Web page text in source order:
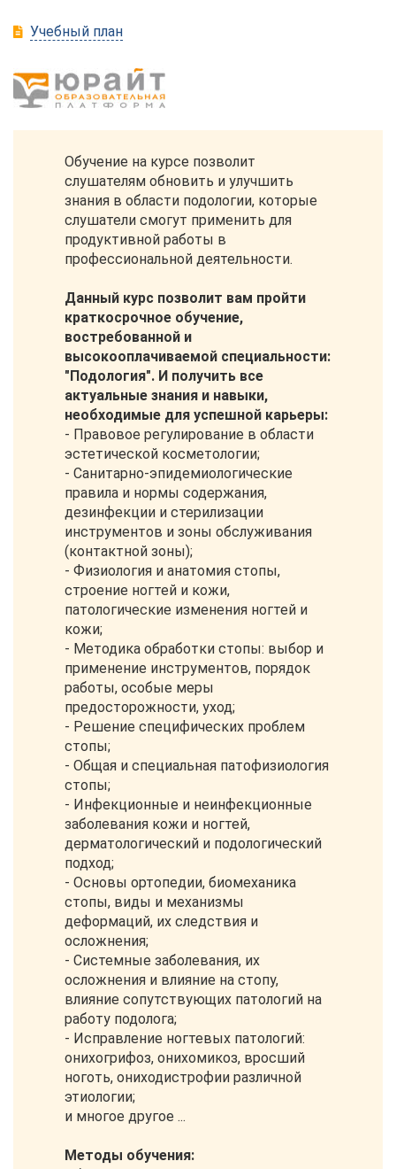
Учебный план
Обучение на курсе позволит
слушателям обновить и улучшить
знания в области подологии, которые
слушатели смогут применить для
продуктивной работы в
профессиональной деятельности.
Данный курс позволит вам пройти
краткосрочное обучение,
востребованной и
высокооплачиваемой специальности:
"Подология". И получить все
актуальные знания и навыки,
необходимые для успешной карьеры:
- Правовое регулирование в области
эстетической косметологии;
- Санитарно-эпидемиологические
правила и нормы содержания,
дезинфекции и стерилизации
инструментов и зоны обслуживания
(контактной зоны);
- Физиология и анатомия стопы,
строение ногтей и кожи,
патологические изменения ногтей и
кожи;
- Методика обработки стопы: выбор и
применение инструментов, порядок
работы, особые меры
предосторожности, уход;
- Решение специфических проблем
стопы;
- Общая и специальная патофизиология
стопы;
- Инфекционные и неинфекционные
заболевания кожи и ногтей,
дерматологический и подологический
подход;
- Основы ортопедии, биомеханика
стопы, виды и механизмы
деформаций, их следствия и
осложнения;
- Системные заболевания, их
осложнения и влияние на стопу,
влияние сопутствующих патологий на
работу подолога;
- Исправление ногтевых патологий:
онихогрифоз, онихомикоз, вросший
ноготь, ониходистрофии различной
этиологии;
и многое другое ...
Методы обучения: